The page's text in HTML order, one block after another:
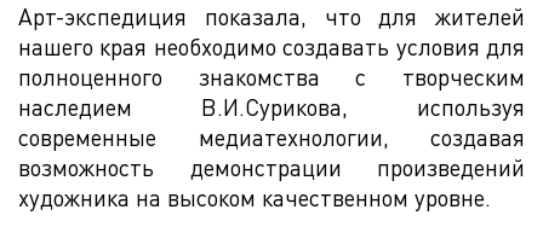
Арт-экспедиция показала, что для жителей
нашего края необходимо создавать условия для
полноценного знакомства с творческим
наследием В.И.Сурикова, используя
современные медиатехнологии, создавая
возможность демонстрации произведений
художника на высоком качественном уровне.